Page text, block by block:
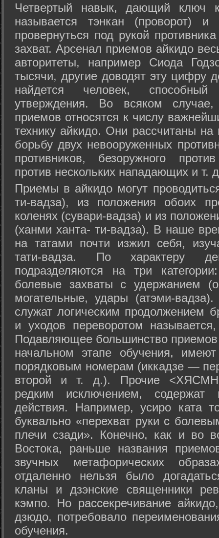
Четвертый навык, дающий ключ
называется тэнкан (проворот)
провернуться под рукой
захват. Арсенал приемов айкидо
авторитеты, например Сиода
тысячи, другие доводят эту цифру
найдется человек,
утверждения. Во всяком
приемов относятся к числу
технику айкидо. Они рассчитаны
борьбу двух невооруженных
противников, безоружного
против нескольких нападающих и т.
Приемы в айкидо могут
ти-вадза), из положения обоих
коленях (сувари-вадза) и из
(ханми ханта- ти-вадза). В наше
на татами почти изжил себя,
тати-вадза. По характеру
подразделяются на три
болевые захваты с удержанием
могательные, удары (атэми-
служат логическим продолжением
и уходов переворотом
Подавляющее большинство
начальном этапе обучения,
порядковым номерам (иккадзе —
второй и т. д.). Прочие
редким исключением, содержат
действия. Например, усиро ката
буквально «перехват руки с
плечи сзади». Конечно, как и во
Востока, раньше названия
звучных метафорических
отдаленно нельзя было
кланы и дзэнские священники
кэмпо. Но рассекречивание
дзюдо, потребовало
обучения.